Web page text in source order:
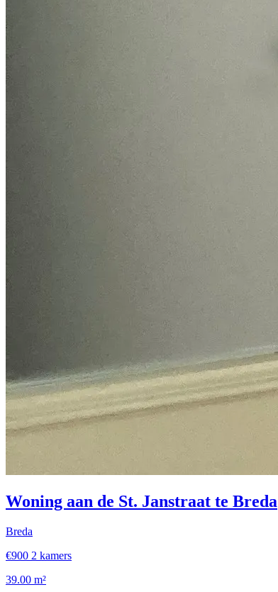
Woning aan de St. Janstraat te Breda
Breda
€900 2 kamers
39.00 m²